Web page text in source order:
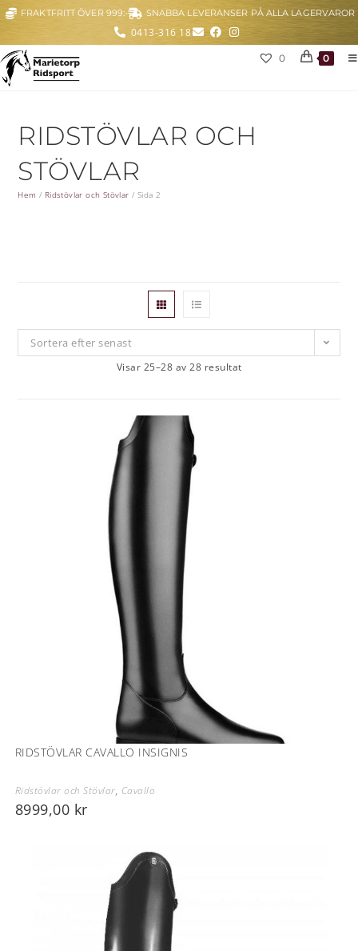
FRAKTFRITT ÖVER 999:- SNABBA LEVERANSER PÅ ALLA LAGERVAROR
0413-316 18
0 0
RIDSTÖVLAR OCH
STÖVLAR
Hem / Ridstövlar och Stövlar / Sida 2
Sortera efter senast
Visar 25–28 av 28 resultat
RIDSTÖVLAR CAVALLO INSIGNIS
Ridstövlar och Stövlar, Cavallo
8999,00 kr